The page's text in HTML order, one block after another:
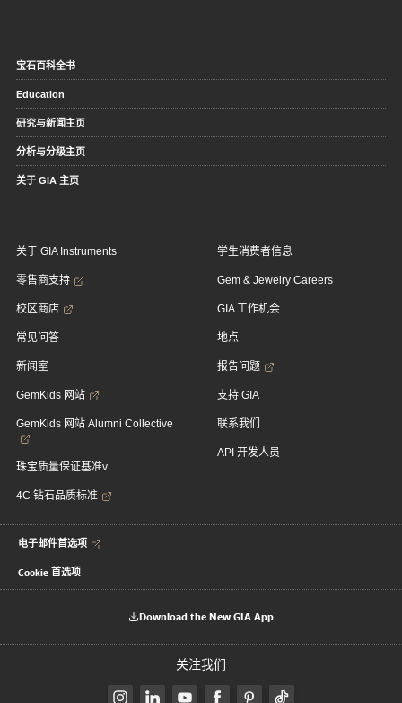
宝石百科全书
Education
研究与新闻主页
分析与分级主页
关于 GIA 主页
关于 GIA Instruments
零售商支持
校区商店
常见问答
新闻室
GemKids 网站
GemKids 网站 Alumni Collective
珠宝质量保证基准v
4C 钻石品质标准
学生消费者信息
Gem & Jewelry Careers
GIA 工作机会
地点
报告问题
支持 GIA
联系我们
API 开发人员
电子邮件首选项
Cookie 首选项
Download the New GIA App
关注我们